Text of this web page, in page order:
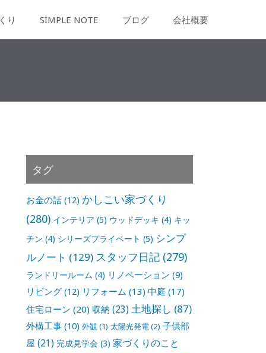
り SIMPLE NOTE ブログ 会社概要
タグ
お金の話 (12) かしこい家づくり
(280) インテリア (5) ウッドデッキ (4) キッ
チン (4) シリーズプライベート (5) シンプ
ルノート (129) スタッフ日記 (279)
ランドリールーム (4) リノベーション (9)
リビング (12) リフォーム (13) 中庭 (17)
住宅ローン (20) 収納 (23) 土地探し (87)
外構工事 (10) 外観(1) 太陽光発電(2) 子供部
屋 (21) 完成見学会 (3) 家づくりのこと